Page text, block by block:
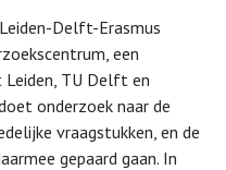
Delft-Erasmus
een
Leiden, TU Delft en
onderzoek naar de
vraagstukken, en de
gepaard gaan. In